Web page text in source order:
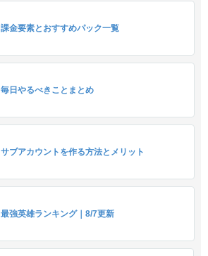
課金要素とおすすめパック一覧
毎日やるべきことまとめ
サブアカウントを作る方法とメリット
最強英雄ランキング｜8/7更新